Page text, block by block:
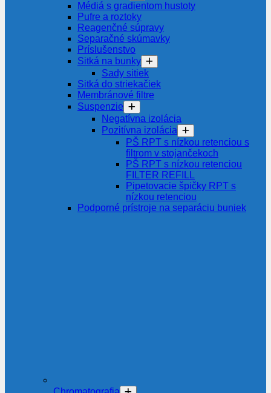
Médiá s gradientom hustoty
Pufre a roztoky
Reagenčné súpravy
Separačné skúmavky
Príslušenstvo
Sitká na bunky
Sady sitiek
Sitká do striekačiek
Membránové filtre
Suspenzie
Negatívna izolácia
Pozitívna izolácia
PŠ RPT s nízkou retenciou s
filtrom v stojančekoch
PŠ RPT s nízkou retenciou
FILTER REFILL
Pipetovacie špičky RPT s
nízkou retenciou
Podporné prístroje na separáciu buniek